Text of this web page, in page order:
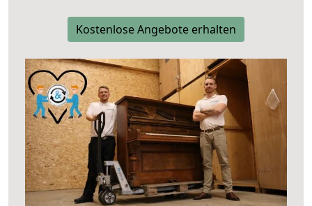
Kostenlose Angebote erhalten